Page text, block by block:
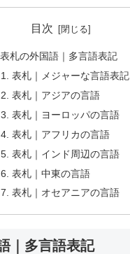
目次
表札の外国語｜多言語表記
表札｜メジャーな言語表記
表札｜アジアの言語
表札｜ヨーロッパの言語
表札｜アフリカの言語
表札｜インド周辺の言語
表札｜中東の言語
表札｜オセアニアの言語
｜多言語表記